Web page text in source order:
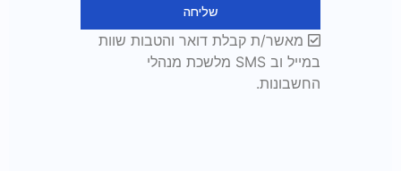
שליחה
מאשר/ת קבלת דואר והטבות שוות
במייל וב SMS מלשכת מנהלי
החשבונות.